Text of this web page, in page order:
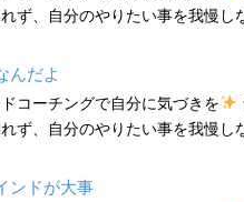
ず、自分のやりたい事を我慢
んだよ
コーチングで自分に気づきを
ず、自分のやりたい事を我慢
ンドが大事